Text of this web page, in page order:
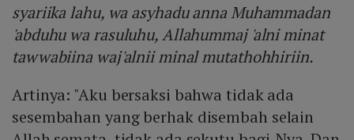
syariika lahu, wa asyhadu anna Muhammadan
'abduhu wa rasuluhu, Allahummaj 'alni minat
tawwabiina waj'alnii minal mutathohhiriin.
Artinya: "Aku bersaksi bahwa tidak ada
sesembahan yang berhak disembah selain